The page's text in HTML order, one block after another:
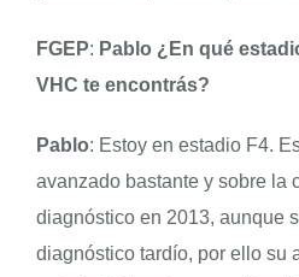
FGEP: Pablo ¿En qué
VHC te encontrás?
Pablo: Estoy en estadio F4.
avanzado bastante y sobre la
diagnóstico en 2013, aunque
diagnóstico tardío, por ello su